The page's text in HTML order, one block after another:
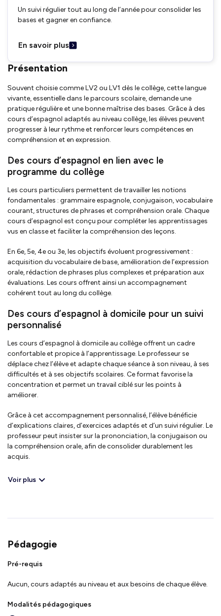
Un suivi régulier tout au long de l’année pour consolider les
bases et gagner en confiance.
En savoir plus
Présentation
Souvent choisie comme LV2 ou LV1 dès le collège, cette langue
vivante, essentielle dans le parcours scolaire, demande une
pratique régulière et une bonne maîtrise des bases. Grâce à des
cours d’espagnol adaptés au niveau collège, les élèves peuvent
progresser à leur rythme et renforcer leurs compétences en
compréhension et en expression.
Des cours d’espagnol en lien avec le
programme du collège
Les cours particuliers permettent de travailler les notions
fondamentales : grammaire espagnole, conjugaison, vocabulaire
courant, structures de phrases et compréhension orale. Chaque
cours d’espagnol est conçu pour compléter les apprentissages
vus en classe et faciliter la compréhension des leçons.
En 6e, 5e, 4e ou 3e, les objectifs évoluent progressivement :
acquisition du vocabulaire de base, amélioration de l’expression
orale, rédaction de phrases plus complexes et préparation aux
évaluations. Les cours offrent ainsi un accompagnement
cohérent tout au long du collège.
Des cours d’espagnol à domicile pour un suivi
personnalisé
Les cours d’espagnol à domicile au collège offrent un cadre
confortable et propice à l’apprentissage. Le professeur se
déplace chez l’élève et adapte chaque séance à son niveau, à ses
difficultés et à ses objectifs scolaires. Ce format favorise la
concentration et permet un travail ciblé sur les points à
améliorer.
Grâce à cet accompagnement personnalisé, l’élève bénéficie
d’explications claires, d’exercices adaptés et d’un suivi régulier. Le
professeur peut insister sur la prononciation, la conjugaison ou
la compréhension orale, afin de consolider durablement les
acquis.
Voir plus
Pédagogie
Pré-requis
Aucun, cours adaptés au niveau et aux besoins de chaque élève.
Modalités pédagogiques